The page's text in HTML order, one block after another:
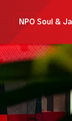
NPO Soul &